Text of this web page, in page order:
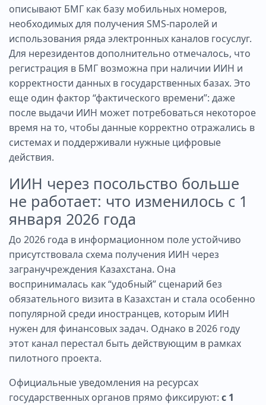
описывают БМГ как базу мобильных номеров,
необходимых для получения SMS-паролей и
использования ряда электронных каналов госуслуг.
Для нерезидентов дополнительно отмечалось, что
регистрация в БМГ возможна при наличии ИИН и
корректности данных в государственных базах. Это
еще один фактор “фактического времени”: даже
после выдачи ИИН может потребоваться некоторое
время на то, чтобы данные корректно отражались в
системах и поддерживали нужные цифровые
действия.
ИИН через посольство больше
не работает: что изменилось с 1
января 2026 года
До 2026 года в информационном поле устойчиво
присутствовала схема получения ИИН через
загранучреждения Казахстана. Она
воспринималась как “удобный” сценарий без
обязательного визита в Казахстан и стала особенно
популярной среди иностранцев, которым ИИН
нужен для финансовых задач. Однако в 2026 году
этот канал перестал быть действующим в рамках
пилотного проекта.
Официальные уведомления на ресурсах
государственных органов прямо фиксируют: с 1